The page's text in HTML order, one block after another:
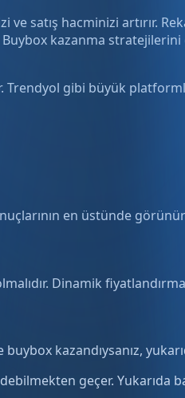
satış hacminizi artırır.
kazanma
gibi büyük
en üstünde
Dinamik
kazandıysanız,
geçer.